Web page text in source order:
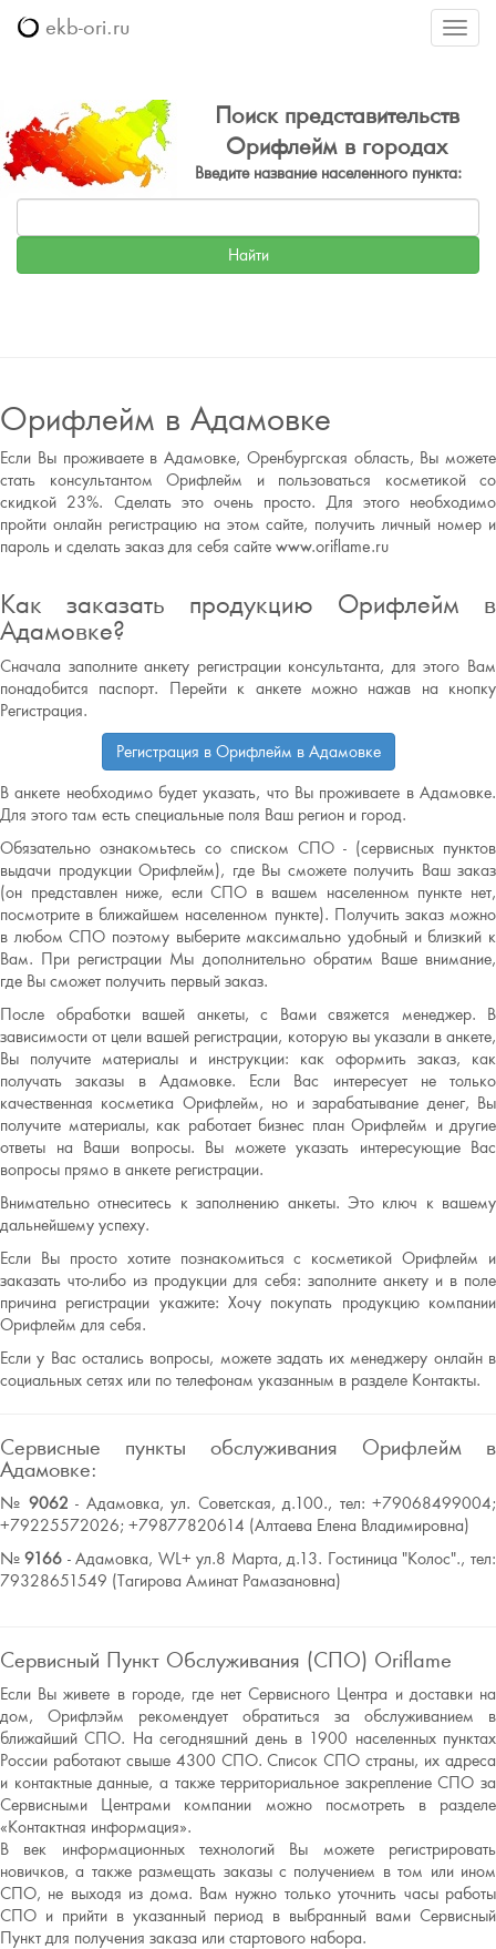
Меню
ekb-ori.ru
Поиск представительств
Орифлейм в городах
Введите название населенного пункта:
Орифлейм в Адамовке
Если Вы проживаете в Адамовке, Оренбургская область, Вы можете
стать консультантом Орифлейм и пользоваться косметикой со
скидкой 23%. Сделать это очень просто. Для этого необходимо
пройти онлайн регистрацию на этом сайте, получить личный номер и
пароль и сделать заказ для себя сайте www.oriflame.ru
Как заказать продукцию Орифлейм в
Адамовке?
Сначала заполните анкету регистрации консультанта, для этого Вам
понадобится паспорт. Перейти к анкете можно нажав на кнопку
Регистрация.
Регистрация в Орифлейм в Адамовке
В анкете необходимо будет указать, что Вы проживаете в Адамовке.
Для этого там есть специальные поля Ваш регион и город.
Обязательно ознакомьтесь со списком СПО - (сервисных пунктов
выдачи продукции Орифлейм), где Вы сможете получить Ваш заказ
(он представлен ниже, если СПО в вашем населенном пункте нет,
посмотрите в ближайшем населенном пункте). Получить заказ можно
в любом СПО поэтому выберите максимально удобный и близкий к
Вам. При регистрации Мы дополнительно обратим Ваше внимание,
где Вы сможет получить первый заказ.
После обработки вашей анкеты, с Вами свяжется менеджер. В
зависимости от цели вашей регистрации, которую вы указали в анкете,
Вы получите материалы и инструкции: как оформить заказ, как
получать заказы в Адамовке. Если Вас интересует не только
качественная косметика Орифлейм, но и зарабатывание денег, Вы
получите материалы, как работает бизнес план Орифлейм и другие
ответы на Ваши вопросы. Вы можете указать интересующие Вас
вопросы прямо в анкете регистрации.
Внимательно отнеситесь к заполнению анкеты. Это ключ к вашему
дальнейшему успеху.
Если Вы просто хотите познакомиться с косметикой Орифлейм и
заказать что-либо из продукции для себя: заполните анкету и в поле
причина регистрации укажите: Хочу покупать продукцию компании
Орифлейм для себя.
Если у Вас остались вопросы, можете задать их менеджеру онлайн в
социальных сетях или по телефонам указанным в разделе Контакты.
Сервисные пункты обслуживания Орифлейм в
Адамовке:
№ 9062 - Адамовка, ул. Советская, д.100., тел: +79068499004;
+79225572026; +79877820614 (Алтаева Елена Владимировна)
№9166 - Адамовка, WL+ ул.8 Марта, д.13. Гостиница "Колос"., тел:
79328651549 (Тагирова Аминат Рамазановна)
Сервисный Пункт Обслуживания (СПО) Oriflame
Если Вы живете в городе, где нет Сервисного Центра и доставки на
дом, Орифлэйм рекомендует обратиться за обслуживанием в
ближайший СПО. На сегодняшний день в 1900 населенных пунктах
России работают свыше 4300 СПО. Список СПО страны, их адреса
и контактные данные, а также территориальное закрепление СПО за
Сервисными Центрами компании можно посмотреть в разделе
«Контактная информация».
В век информационных технологий Вы можете регистрировать
новичков, а также размещать заказы с получением в том или ином
СПО, не выходя из дома. Вам нужно только уточнить часы работы
СПО и прийти в указанный период в выбранный вами Сервисный
Пункт для получения заказа или стартового набора.